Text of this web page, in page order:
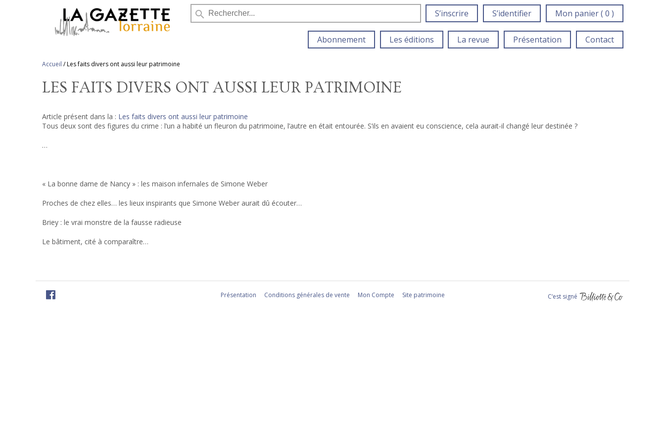
search S’inscrire S’identifier Mon panier ( 0 )
Abonnement Les éditions La revue Présentation Contact
Accueil /Les faits divers ont aussi leur patrimoine
LES FAITS DIVERS ONT AUSSI LEUR PATRIMOINE
Article présent dans la : Les faits divers ont aussi leur patrimoine
Tous deux sont des figures du crime : l’un a habité un fleuron du patrimoine, l’autre en était entourée. S’ils en avaient eu conscience, cela aurait-il changé leur destinée ?
…
« La bonne dame de Nancy » : les maison infernales de Simone Weber
Proches de chez elles… les lieux inspirants que Simone Weber aurait dû écouter…
Briey : le vrai monstre de la fausse radieuse
Le bâtiment, cité à comparaître…
Présentation Conditions générales de vente Mon Compte Site patrimoine C‘est signé